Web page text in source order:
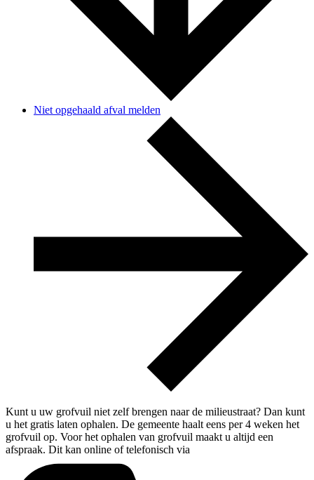
Niet opgehaald afval melden
Kunt u uw grofvuil niet zelf brengen naar de milieustraat? Dan kunt
u het gratis laten ophalen. De gemeente haalt eens per 4 weken het
grofvuil op. Voor het ophalen van grofvuil maakt u altijd een
afspraak. Dit kan online of telefonisch via